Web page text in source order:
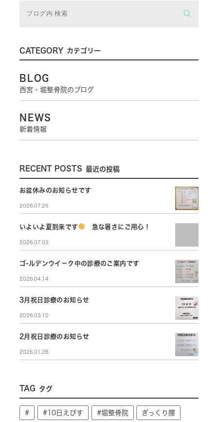
CATEGORY カテゴリー
BLOG
西宮・堀整骨院のブログ
NEWS
新着情報
RECENT POSTS 最近の投稿
お盆休みのお知らせです
2026.07.25
いよいよ夏到来です 急な暑さにご用心！
2026.07.03
ゴ-ルデンウイ－ク中の診療のご案内です
2026.04.14
3月祝日診療のお知らせ
2026.03.10
2月祝日診療のお知らせ
2026.01.28
TAG タグ
# #10日えびす #堀整骨院 ぎっくり腰